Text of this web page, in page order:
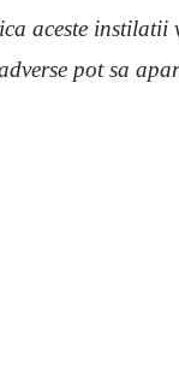
aceste instilatii
pot sa